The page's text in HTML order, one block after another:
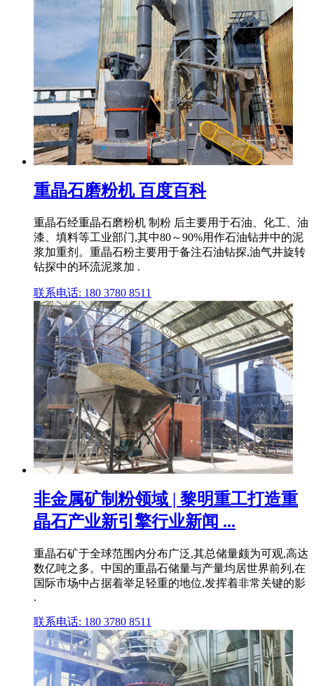
重晶石磨粉机 百度百科
重晶石经重晶石磨粉机 制粉 后主要用于石油、化工、油
漆、填料等工业部门,其中80～90%用作石油钻井中的泥
浆加重剂。重晶石粉主要用于备注石油钻探,油气井旋转
钻探中的环流泥浆加 .
联系电话: 180 3780 8511
非金属矿制粉领域 | 黎明重工打造重
晶石产业新引擎行业新闻 ...
重晶石矿于全球范围内分布广泛,其总储量颇为可观,高达
数亿吨之多。中国的重晶石储量与产量均居世界前列,在
国际市场中占据着举足轻重的地位,发挥着非常关键的影
.
联系电话: 180 3780 8511